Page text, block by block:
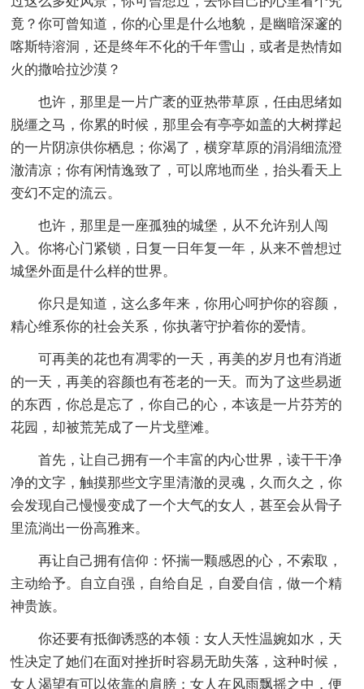
竟？你可曾知道，你的心里是什么地貌，是幽暗深邃的
喀斯特溶洞，还是终年不化的千年雪山，或者是热情如
火的撒哈拉沙漠？
也许，那里是一片广袤的亚热带草原，任由思绪如
脱缰之马，你累的时候，那里会有亭亭如盖的大树撑起
的一片阴凉供你栖息；你渴了，横穿草原的涓涓细流澄
澈清凉；你有闲情逸致了，可以席地而坐，抬头看天上
变幻不定的流云。
也许，那里是一座孤独的城堡，从不允许别人闯
入。你将心门紧锁，日复一日年复一年，从来不曾想过
城堡外面是什么样的世界。
你只是知道，这么多年来，你用心呵护你的容颜，
精心维系你的社会关系，你执著守护着你的爱情。
可再美的花也有凋零的一天，再美的岁月也有消逝
的一天，再美的容颜也有苍老的一天。而为了这些易逝
的东西，你总是忘了，你自己的心，本该是一片芬芳的
花园，却被荒芜成了一片戈壁滩。
首先，让自己拥有一个丰富的内心世界，读干干净
净的文字，触摸那些文字里清澈的灵魂，久而久之，你
会发现自己慢慢变成了一个大气的女人，甚至会从骨子
里流淌出一份高雅来。
再让自己拥有信仰：怀揣一颗感恩的心，不索取，
主动给予。自立自强，自给自足，自爱自信，做一个精
神贵族。
你还要有抵御诱惑的本领：女人天性温婉如水，天
性决定了她们在面对挫折时容易无助失落，这种时候，
女人渴望有可以依靠的肩膀；女人在风雨飘摇之中，便